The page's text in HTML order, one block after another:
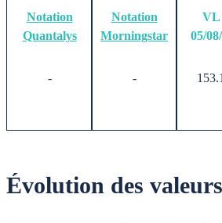
Notation
Quantalys
-
Notation
Morningstar
-
VL
05/
Évolution des